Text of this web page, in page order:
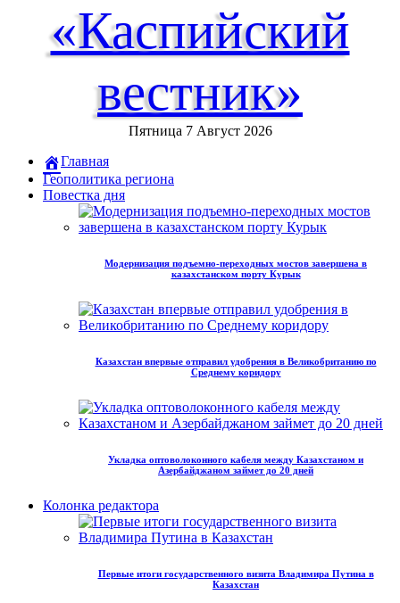
«Каспийский
вестник»
Пятница 7 Август 2026
Главная
Геополитика региона
Повестка дня
Модернизация подъемно-переходных мостов завершена в
казахстанском порту Курык
Казахстан впервые отправил удобрения в Великобританию по
Среднему коридору
Укладка оптоволоконного кабеля между Казахстаном и
Азербайджаном займет до 20 дней
Колонка редактора
Первые итоги государственного визита Владимира Путина в
Казахстан